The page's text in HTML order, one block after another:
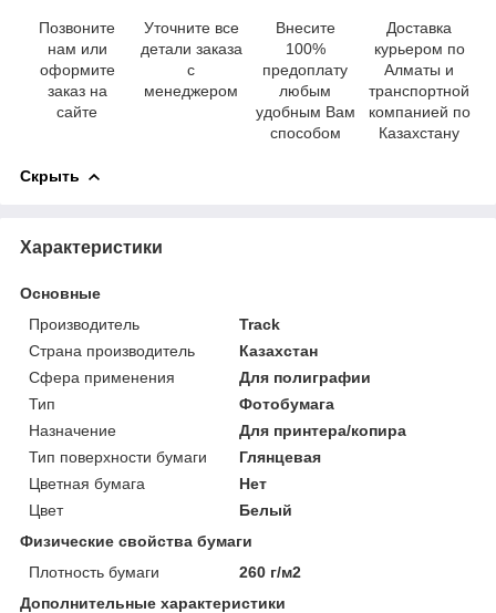
Позвоните
нам или
оформите
заказ на
сайте
Уточните все
детали заказа
с
менеджером
Внесите
100%
предоплату
любым
удобным Вам
способом
Доставка
курьером по
Алматы и
транспортной
компанией по
Казахстану
Скрыть
Характеристики
Основные
Производитель
Track
Страна производитель
Казахстан
Сфера применения
Для полиграфии
Тип
Фотобумага
Назначение
Для принтера/копира
Тип поверхности бумаги
Глянцевая
Цветная бумага
Нет
Цвет
Белый
Физические свойства бумаги
Плотность бумаги
260 г/м2
Дополнительные характеристики